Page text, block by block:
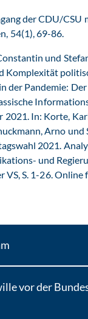
der CDU/
54(1), 69-86.
und
Komplexität
der Pandemie:
2021. In: Korte,
Arno und
2021.
und
VS, S. 1-26. Online
vor der